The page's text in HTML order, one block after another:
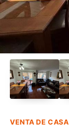
VENTA DE CASA